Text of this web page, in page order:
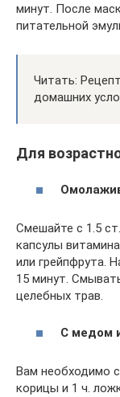
минут. После
питательной
Читать:
домашних
Для
Смешайте с 1.5
капсулы
или грейпфрута.
15 минут.
целебных трав.
С медом
Вам необходимо
корицы и 1 ч.